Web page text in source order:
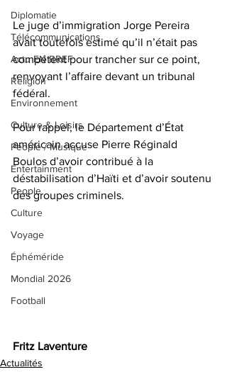
Diplomatie
Télécommunications
Actu EN BREF
Religion
Environnement
Culture & Loisirs
People / Musique
Entertainment
People
Culture
Voyage
Éphéméride
Mondial 2026
Football
Le juge d’immigration Jorge Pereira
avait toutefois estimé qu’il n’était pas
compétent pour trancher sur ce point,
renvoyant l’affaire devant un tribunal
fédéral.
Pour rappel, le Département d’État
américain accuse Pierre Réginald
Boulos d’avoir contribué à la
déstabilisation d’Haïti et d’avoir soutenu
des groupes criminels.
Fritz Laventure
Actualités